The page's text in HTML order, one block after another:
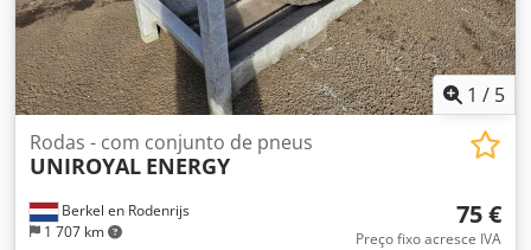
1 / 5
Berkel en Rodenrijs
1 707 km
Rodas - com conjunto de pneus
UNIROYAL ENERGY
75 €
Preço fixo acresce IVA